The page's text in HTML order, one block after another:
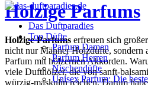
Das Duftparadies
Top Düfte
Parfum Damen
Parfum Herren
Nischendüfte
Unisex Parfum: Die
Holzige Parfums
Holzige Parfums erfreuen sich
nicht nur Männer Holzdüfte, sondern
Parfum mit hölzernen Akkorden.
viele Dufthölzer, die von sanft-
würzig-maskulin reichen. Darum